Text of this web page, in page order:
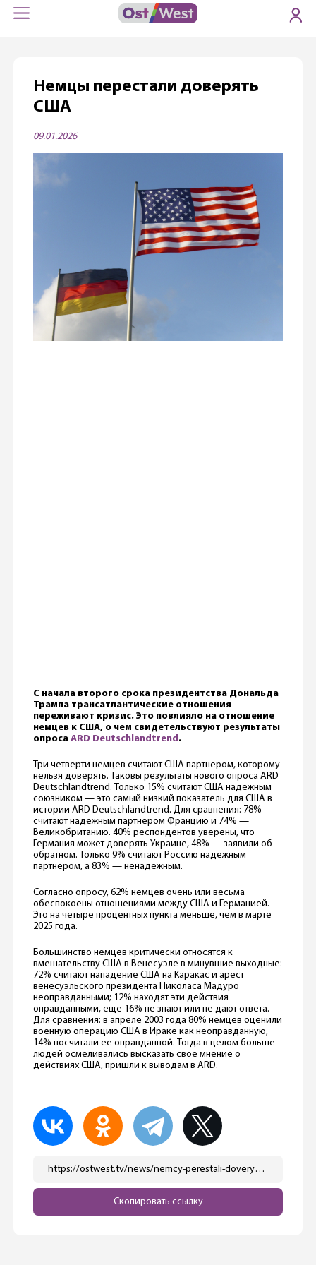
Немцы перестали доверять
США
09.01.2026
С начала второго срока президентства Дональда
Трампа трансатлантические отношения
переживают кризис. Это повлияло на отношение
немцев к США, о чем свидетельствуют результаты
опроса ARD Deutschlandtrend.
Три четверти немцев считают США партнером, которому
нельзя доверять. Таковы результаты нового опроса ARD
Deutschlandtrend. Только 15% считают США надежным
союзником — это самый низкий показатель для США в
истории ARD Deutschlandtrend. Для сравнения: 78%
считают надежным партнером Францию и 74% —
Великобританию. 40% респондентов уверены, что
Германия может доверять Украине, 48% — заявили об
обратном. Только 9% считают Россию надежным
партнером, а 83% — ненадежным.
Согласно опросу, 62% немцев очень или весьма
обеспокоены отношениями между США и Германией.
Это на четыре процентных пункта меньше, чем в марте
2025 года.
Большинство немцев критически относятся к
вмешательству США в Венесуэле в минувшие выходные:
72% считают нападение США на Каракас и арест
венесуэльского президента Николаса Мадуро
неоправданными; 12% находят эти действия
оправданными, еще 16% не знают или не дают ответа.
Для сравнения: в апреле 2003 года 80% немцев оценили
военную операцию США в Ираке как неоправданную,
14% посчитали ее оправданной. Тогда в целом больше
людей осмеливались высказать свое мнение о
действиях США, пришли к выводам в ARD.
https://ostwest.tv/news/nemcy-perestali-doveryat-ssha/
Скопировать ссылку